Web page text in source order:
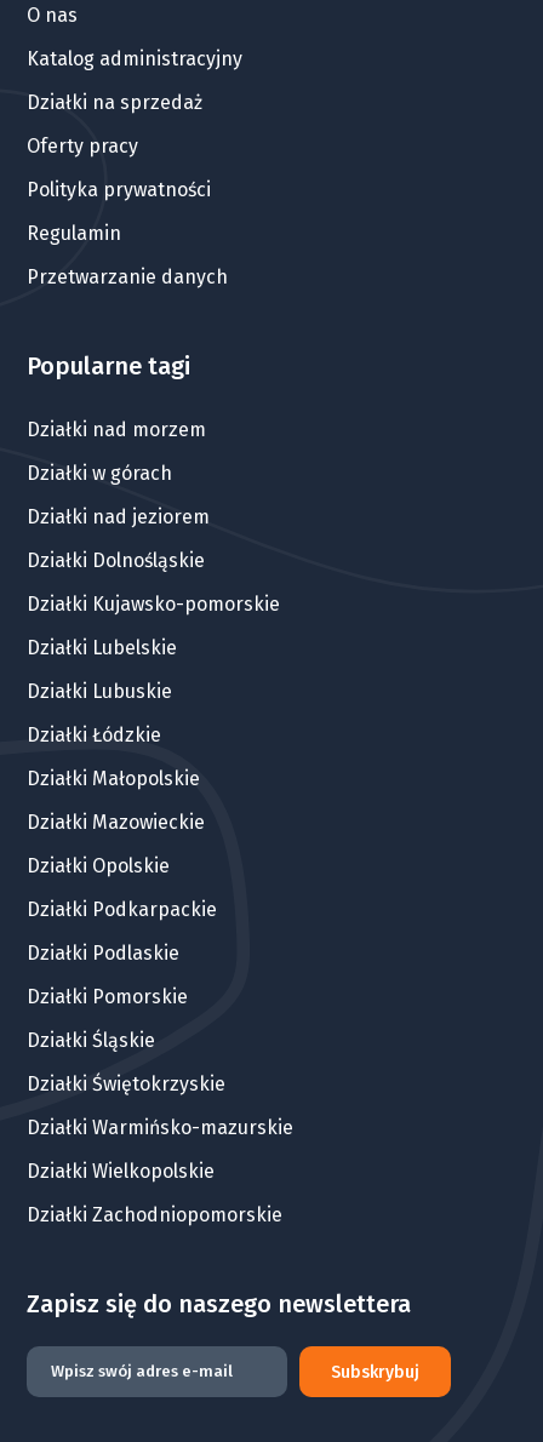
O nas
Katalog administracyjny
Działki na sprzedaż
Oferty pracy
Polityka prywatności
Regulamin
Przetwarzanie danych
Popularne tagi
Działki nad morzem
Działki w górach
Działki nad jeziorem
Działki Dolnośląskie
Działki Kujawsko-pomorskie
Działki Lubelskie
Działki Lubuskie
Działki Łódzkie
Działki Małopolskie
Działki Mazowieckie
Działki Opolskie
Działki Podkarpackie
Działki Podlaskie
Działki Pomorskie
Działki Śląskie
Działki Świętokrzyskie
Działki Warmińsko-mazurskie
Działki Wielkopolskie
Działki Zachodniopomorskie
Zapisz się do naszego newslettera
Subskrybuj